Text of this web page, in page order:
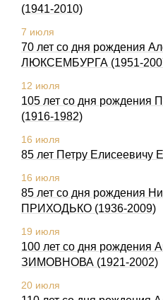
(1941-2010)
7 июля
70 лет со дня рождения
ЛЮКСЕМБУРГА (1951-
12 июля
105 лет со дня рождения
(1916-1982)
16 июля
85 лет Петру
16 июля
85 лет со дня рождения
ПРИХОДЬКО (1936-2009)
19 июля
100 лет со дня рождения
ЗИМОВНОВА (1921-2002)
20 июля